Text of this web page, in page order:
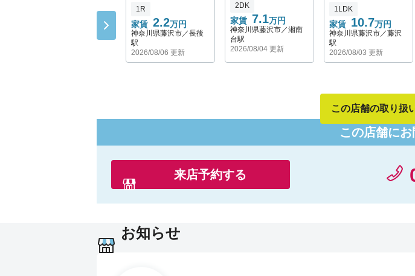
※店内にアルコール消毒設置済みです。
※担当者全員マスク着用をしておりますのでご安
心してご来店下さいませ。
診断も随時承っております。
皆さまのご来店を心よりお待
家賃 2.2万円
1R
神奈川県藤沢市／長後
駅
2026/08/06 更新
家賃 7.1万円
2DK
神奈川県藤沢市／湘南
台駅
2026/08/04 更新
家賃 10.7万円
1LDK
神奈川県藤沢市／藤沢
駅
2026/08/03 更新
この店舗の取り扱
この店舗に
来店予約する
お知らせ